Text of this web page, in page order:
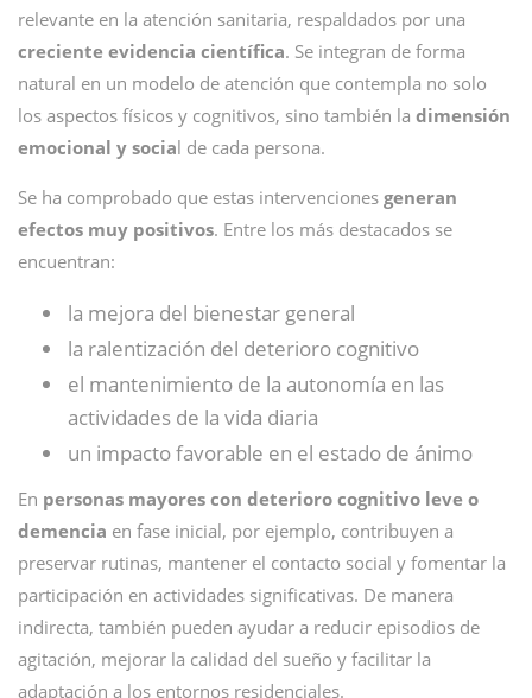
relevante en la atención sanitaria, respaldados por una
creciente evidencia científica. Se integran de forma
natural en un modelo de atención que contempla no solo
los aspectos físicos y cognitivos, sino también la dimensión
emocional y social de cada persona.
Se ha comprobado que estas intervenciones generan
efectos muy positivos. Entre los más destacados se
encuentran:
la mejora del bienestar general
la ralentización del deterioro cognitivo
el mantenimiento de la autonomía en las
actividades de la vida diaria
un impacto favorable en el estado de ánimo
En personas mayores con deterioro cognitivo leve o
demencia en fase inicial, por ejemplo, contribuyen a
preservar rutinas, mantener el contacto social y fomentar la
participación en actividades significativas. De manera
indirecta, también pueden ayudar a reducir episodios de
agitación, mejorar la calidad del sueño y facilitar la
adaptación a los entornos residenciales.